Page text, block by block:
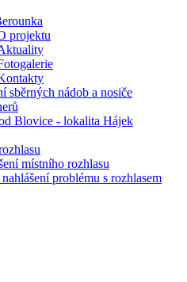
projektu
sběrných nádob a nosiče
Blovice - lokalita Hájek
místního rozhlasu
problému s rozhlasem